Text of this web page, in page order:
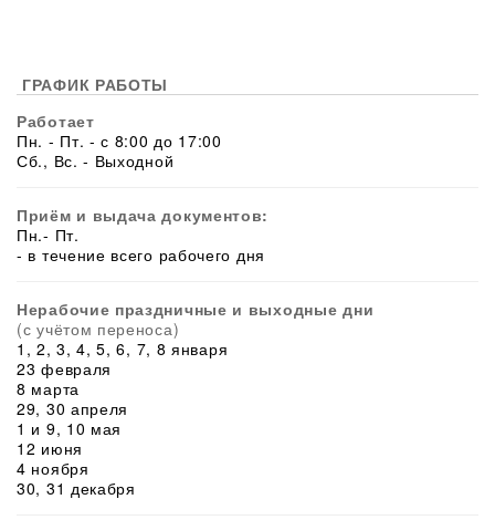
ГРАФИК РАБОТЫ
Работает
Пн. - Пт. - с 8:00 до 17:00
Сб., Вс. - Выходной
Приём и выдача документов:
Пн.- Пт.
- в течение всего рабочего дня
Нерабочие праздничные и выходные дни
(с учётом переноса)
1, 2, 3, 4, 5, 6, 7, 8 января
23 февраля
8 марта
29, 30 апреля
1 и 9, 10 мая
12 июня
4 ноября
30, 31 декабря